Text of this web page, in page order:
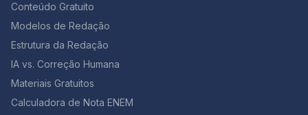
Conteúdo Gratuito
Modelos de Redação
Estrutura da Redação
IA vs. Correção Humana
Materiais Gratuitos
Calculadora de Nota ENEM